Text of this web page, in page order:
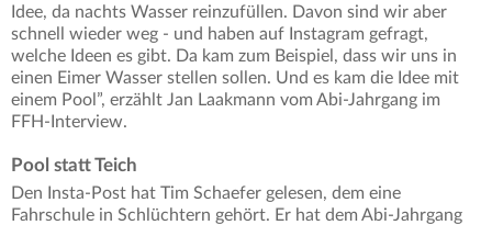
Idee, da nachts Wasser reinzufüllen. Davon sind wir aber
schnell wieder weg - und haben auf Instagram gefragt,
welche Ideen es gibt. Da kam zum Beispiel, dass wir uns in
einen Eimer Wasser stellen sollen. Und es kam die Idee mit
einem Pool”, erzählt Jan Laakmann vom Abi-Jahrgang im
FFH-Interview.
Pool statt Teich
Den Insta-Post hat Tim Schaefer gelesen, dem eine
Fahrschule in Schlüchtern gehört. Er hat dem Abi-Jahrgang